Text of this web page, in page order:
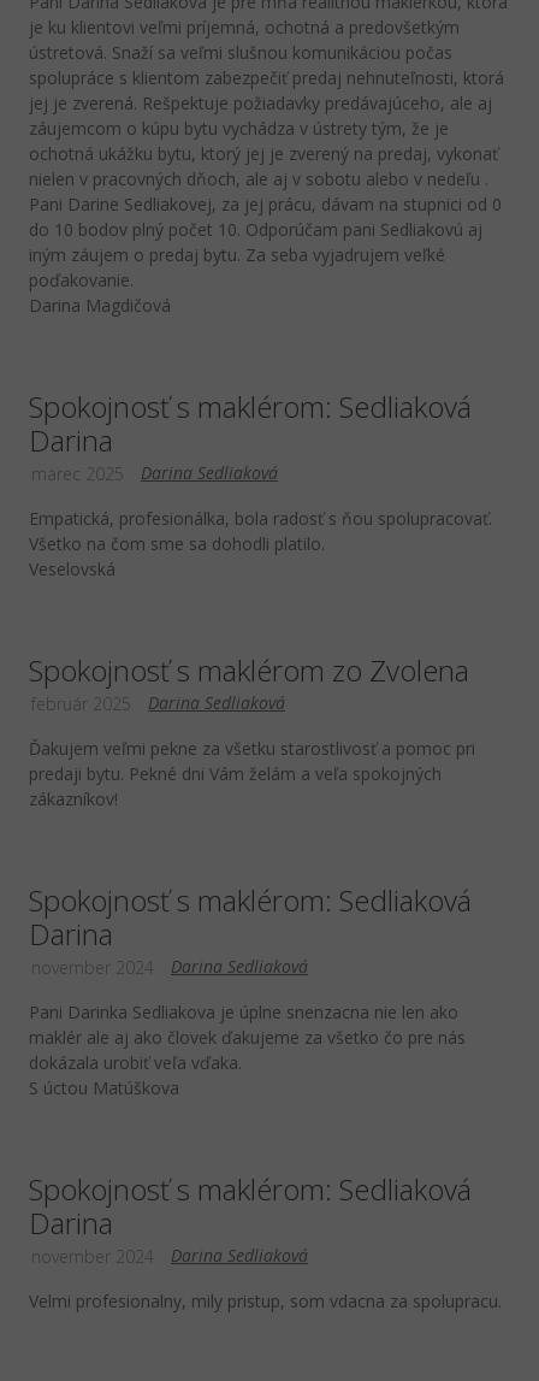
je ku klientovi veľmi príjemná, ochotná a predovšetkým
ústretová. Snaží sa veľmi slušnou komunikáciou počas
spolupráce s klientom zabezpečiť predaj nehnuteľnosti, ktorá
jej je zverená. Rešpektuje požiadavky predávajúceho, ale aj
záujemcom o kúpu bytu vychádza v ústrety tým, že je
ochotná ukážku bytu, ktorý jej je zverený na predaj, vykonať
nielen v pracovných dňoch, ale aj v sobotu alebo v nedeľu .
Pani Darine Sedliakovej, za jej prácu, dávam na stupnici od 0
do 10 bodov plný počet 10. Odporúčam pani Sedliakovú aj
iným záujem o predaj bytu. Za seba vyjadrujem veľké
poďakovanie.
Darina Magdičová
Spokojnosť s maklérom: Sedliaková
Darina
Darina Sedliaková
marec 2025
Empatická, profesionálka, bola radosť s ňou spolupracovať.
Všetko na čom sme sa dohodli platilo.
Veselovská
Spokojnosť s maklérom zo Zvolena
Darina Sedliaková
február 2025
Ďakujem veľmi pekne za všetku starostlivosť a pomoc pri
predaji bytu. Pekné dni Vám želám a veľa spokojných
zákazníkov!
Spokojnosť s maklérom: Sedliaková
Darina
Darina Sedliaková
november 2024
Pani Darinka Sedliakova je úplne snenzacna nie len ako
maklér ale aj ako človek ďakujeme za všetko čo pre nás
dokázala urobiť veľa vďaka.
S úctou Matúškova
Spokojnosť s maklérom: Sedliaková
Darina
Darina Sedliaková
november 2024
Velmi profesionalny, mily pristup, som vdacna za spolupracu.